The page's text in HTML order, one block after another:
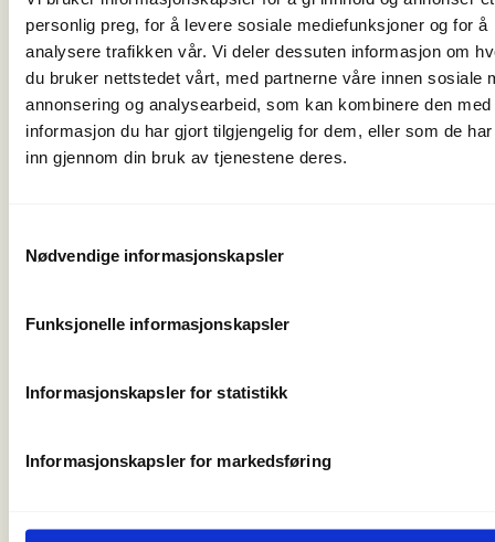
personlig preg, for å levere sosiale mediefunksjoner og for å
analysere trafikken vår. Vi deler dessuten informasjon om
du bruker nettstedet vårt, med partnerne våre innen sosiale
annonsering og analysearbeid, som kan kombinere den med
informasjon du har gjort tilgjengelig for dem, eller som de
inn gjennom din bruk av tjenestene deres.
Nødvendige informasjonskapsler
Funksjonelle informasjonskapsler
Informasjonskapsler for statistikk
Informasjonskapsler for markedsføring
DNT Oslo og
ikke ansvarlig
blir endringer/
før man melder